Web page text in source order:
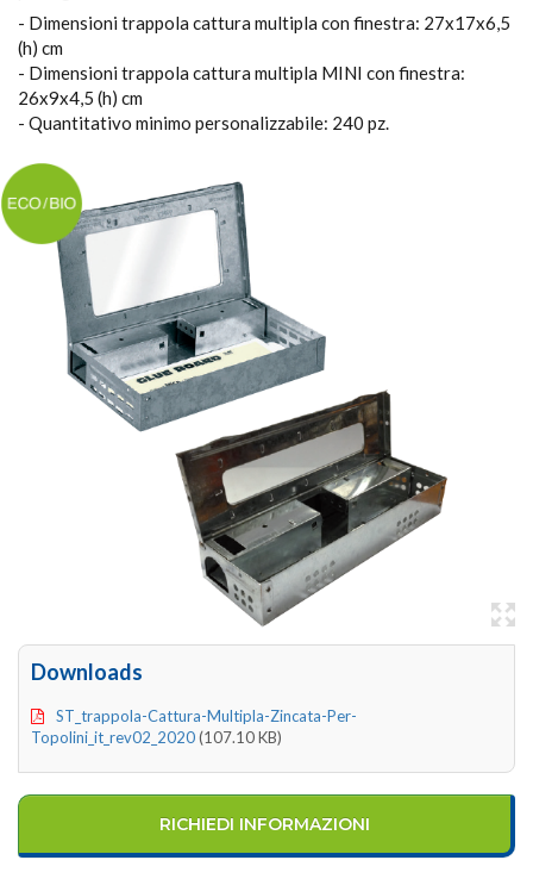
- Dimensioni trappola cattura multipla con finestra: 27x17x6,5
(h) cm
- Dimensioni trappola cattura multipla MINI con finestra:
26x9x4,5 (h) cm
- Quantitativo minimo personalizzabile: 240 pz.
Downloads
ST_trappola-Cattura-Multipla-Zincata-Per-
Topolini_it_rev02_2020(107.10 KB)
RICHIEDI INFORMAZIONI